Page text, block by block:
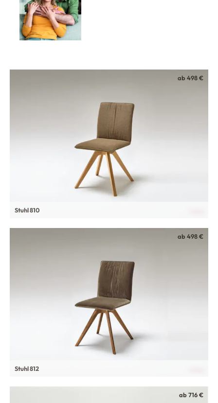
Stuhl 810
ab 498 €
Stuhl 812
ab 498 €
ab 716 €